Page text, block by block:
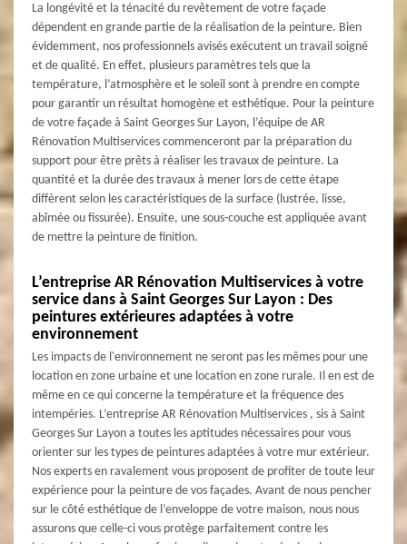
La longévité et la ténacité du revêtement de votre façade
dépendent en grande partie de la réalisation de la peinture. Bien
évidemment, nos professionnels avisés exécutent un travail soigné
et de qualité. En effet, plusieurs paramètres tels que la
température, l’atmosphère et le soleil sont à prendre en compte
pour garantir un résultat homogène et esthétique. Pour la peinture
de votre façade à Saint Georges Sur Layon, l’équipe de AR
Rénovation Multiservices commenceront par la préparation du
support pour être prêts à réaliser les travaux de peinture. La
quantité et la durée des travaux à mener lors de cette étape
diffèrent selon les caractéristiques de la surface (lustrée, lisse,
abîmée ou fissurée). Ensuite, une sous-couche est appliquée avant
de mettre la peinture de finition.
L’entreprise AR Rénovation Multiservices à votre
service dans à Saint Georges Sur Layon : Des
peintures extérieures adaptées à votre
environnement
Les impacts de l'environnement ne seront pas les mêmes pour une
location en zone urbaine et une location en zone rurale. Il en est de
même en ce qui concerne la température et la fréquence des
intempéries. L’entreprise AR Rénovation Multiservices , sis à Saint
Georges Sur Layon a toutes les aptitudes nécessaires pour vous
orienter sur les types de peintures adaptées à votre mur extérieur.
Nos experts en ravalement vous proposent de profiter de toute leur
expérience pour la peinture de vos façades. Avant de nous pencher
sur le côté esthétique de l’enveloppe de votre maison, nous nous
assurons que celle-ci vous protège parfaitement contre les